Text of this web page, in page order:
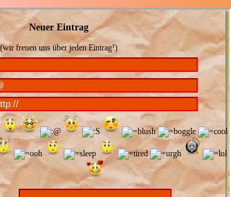
Neuer Eintrag
(wir freuen uns über jeden Eintrag!)